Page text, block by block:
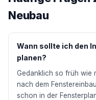
Neubau
Wann sollte ich den
planen?
Gedanklich so früh wie
nach dem
schon in der